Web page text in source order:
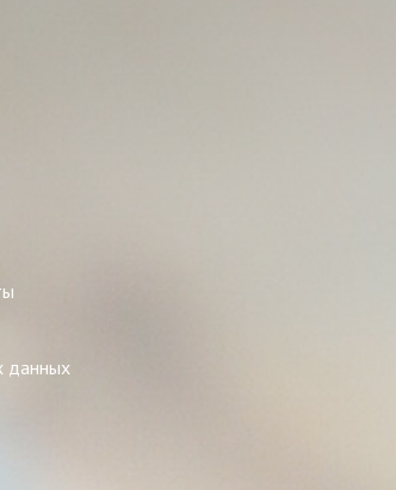
данных